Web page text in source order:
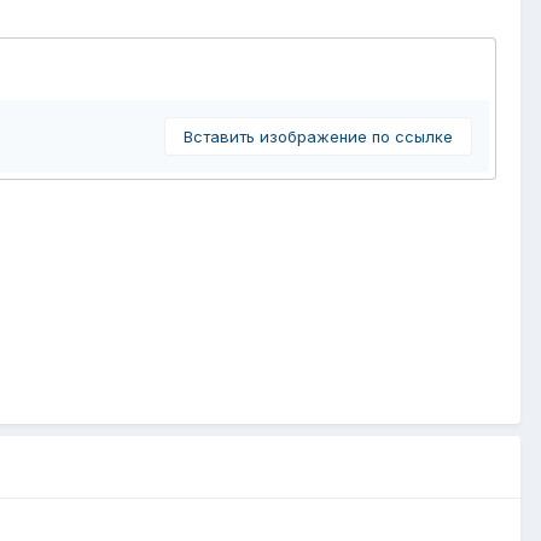
Вставить изображение по ссылке